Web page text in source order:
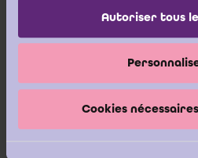
Autoriser tous
Cookies
Hieruit volgt dat als de
geconsolideerde jaarrekening
jaarrekening bij een officiële
“publiceren” inhoudt en de
van het Wetboek van
verenigingenzijn vervuld.